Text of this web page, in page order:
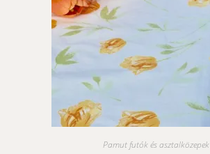
Pamut futók és asztalközepek